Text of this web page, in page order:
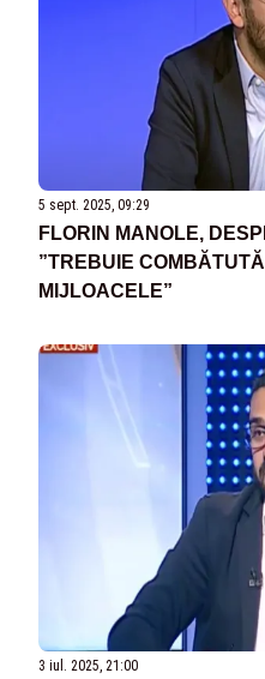
5 sept. 2025, 09:29
FLORIN MANOLE,
”TREBUIE
MIJLOACELE”
3 iul. 2025, 21:00